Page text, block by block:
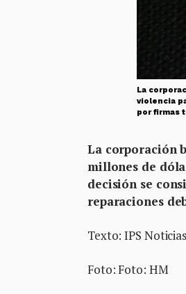
La
violencia
por firmas
La corporación
millones de
decisión se
reparaciones
Texto: IPS Noticias
Foto: Foto: HM